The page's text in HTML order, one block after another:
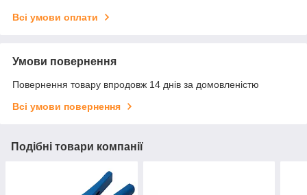
Всі умови оплати
Умови повернення
Повернення товару впродовж 14 днів за домовленістю
Всі умови повернення
Подібні товари компанії